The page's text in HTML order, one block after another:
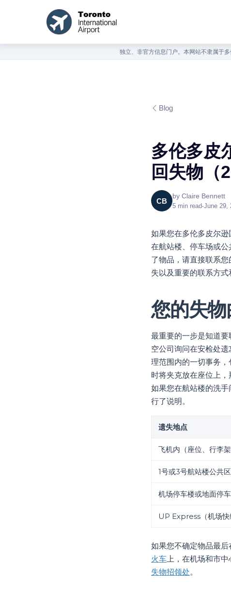
独立、非官方信息门户。本网站不隶属于
Blog
多伦多皮
回失物（
CB
by Claire Bennett
5 min read•June 29,
如果您在多伦多皮尔
在航站楼、停车场或
了物品，请直接联系
失以及重要的联系方式
您的失
最重要的一步是知道
空公司询问在安检处
理范围内的一切事务，
时将夹克放在座位上，
如果您在航站楼的洗
行了说明。
遗失地点
飞机内（座位、行李架
1号或3号航站楼公共
机场停车楼或地面停
UP Express（机场快
如果您不确定物品最
火车上，在机场和市
失物招领处。